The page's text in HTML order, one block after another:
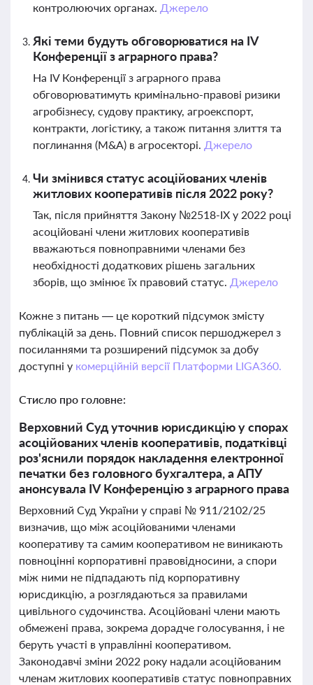
контролюючих органах. Джерело
Які теми будуть обговорюватися на IV
Конференції з аграрного права?
На IV Конференції з аграрного права
обговорюватимуть кримінально-правові ризики
агробізнесу, судову практику, агроекспорт,
контракти, логістику, а також питання злиття та
поглинання (M&A) в агросекторі. Джерело
Чи змінився статус асоційованих членів
житлових кооперативів після 2022 року?
Так, після прийняття Закону №2518-ІХ у 2022 році
асоційовані члени житлових кооперативів
вважаються повноправними членами без
необхідності додаткових рішень загальних
зборів, що змінює їх правовий статус. Джерело
Кожне з питань — це короткий підсумок змісту
публікацій за день. Повний список першоджерел з
посиланнями та розширений підсумок за добу
доступні у комерційній версії Платформи LIGA360.
Стисло про головне:
Верховний Суд уточнив юрисдикцію у спорах
асоційованих членів кооперативів, податківці
роз'яснили порядок накладення електронної
печатки без головного бухгалтера, а АПУ
анонсувала IV Конференцію з аграрного права
Верховний Суд України у справі № 911/2102/25
визначив, що між асоційованими членами
кооперативу та самим кооперативом не виникають
повноцінні корпоративні правовідносини, а спори
між ними не підпадають під корпоративну
юрисдикцію, а розглядаються за правилами
цивільного судочинства. Асоційовані члени мають
обмежені права, зокрема дорадче голосування, і не
беруть участі в управлінні кооперативом.
Законодавчі зміни 2022 року надали асоційованим
членам житлових кооперативів статус повноправних